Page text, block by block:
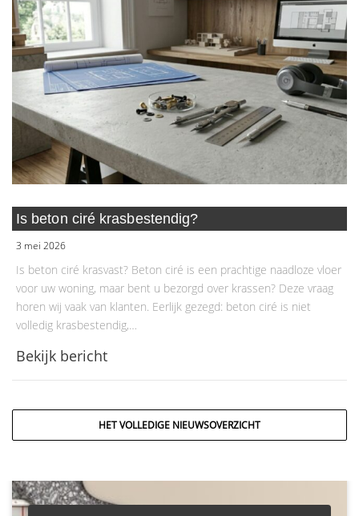
Is beton ciré krasbestendig?
3 mei 2026
Is beton ciré krasvast? Beton ciré is een prachtige naadloze vloer
voor uw woning, maar bent u bezorgd over krassen? Deze vraag
horen wij vaak van klanten. Eerlijk gezegd: beton ciré is niet
volledig krasbestendig,…
Bekijk bericht
HET VOLLEDIGE NIEUWSOVERZICHT